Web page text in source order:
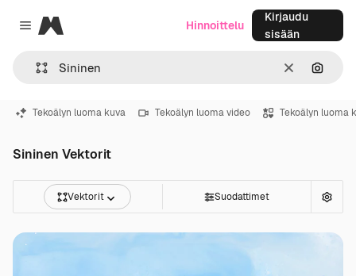
Close menu
Magnific
SelkeäHae
Hinnoittelu
Kirjaudu
sisään
Tekoälyn luoma kuva Tekoälyn luoma video Tekoälyn luoma
Sininen Vektorit
Vektorit Suodattimet